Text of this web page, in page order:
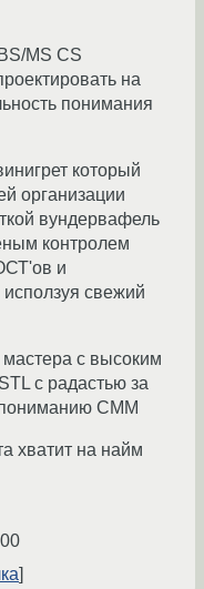
MS CS
на
понимания
который
организации
вундервафель
контролем
и
свежий
мастера с высоким
с радастью за
CMM
хватит на найм